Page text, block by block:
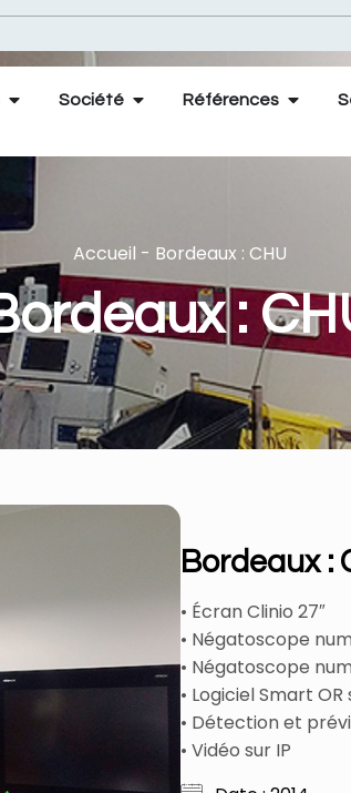
Société Références
Accueil - Bordeaux : CHU
:
Bordeaux :
• Écran Clinio 27″
• Négatoscope
• Négatoscope
• Logiciel Smart
• Détection et
• Vidéo sur IP